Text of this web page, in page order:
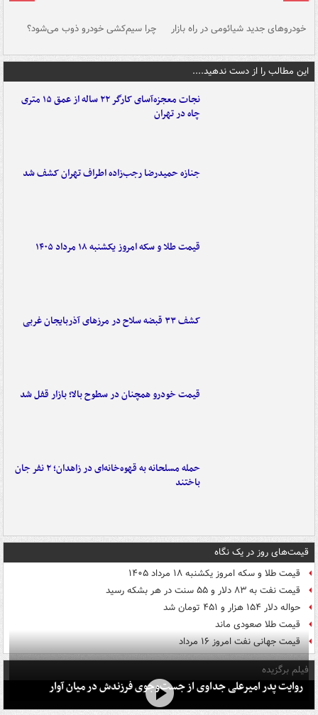
خودروهای جدید شیائومی در راه بازار چرا سیم‌کشی خودرو ذوب می‌شود؟
این مطالب را از دست ندهید....
نجات معجزه‌آسای کارگر ۲۲ ساله از عمق ۱۵ متری
چاه در تهران
جنازه حمیدرضا رجب‌زاده اطراف تهران کشف شد
قیمت طلا و سکه امروز یکشنبه ۱۸ مرداد ۱۴۰۵
کشف ۳۳ قبضه سلاح در مرزهای آذربایجان غربی
قیمت خودرو همچنان در سطوح بالا؛ بازار قفل شد
حمله مسلحانه به قهوه‌خانه‌ای در زاهدان؛ ۲ نفر جان
باختند
قیمت‌های روز در یک نگاه
قیمت طلا و سکه امروز یکشنبه ۱۸ مرداد ۱۴۰۵
قیمت نفت به ۸۳ دلار و ۵۵ سنت در هر بشکه رسید
حواله دلار ۱۵۴ هزار و ۴۵۱ تومان شد
قیمت طلا صعودی ماند
قیمت جهانی نفت امروز ۱۶ مرداد
فیلم برگزیده
روایت پدر امیرعلی جداوی از جست‌وجوی فرزندش در میان آوار